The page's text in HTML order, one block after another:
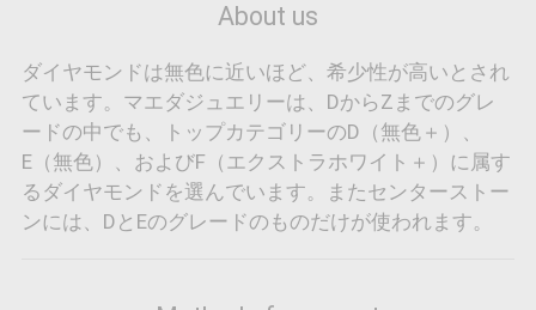
About us
ダイヤモンドは無色に近いほど、希少性が高いとされ
ています。マエダジュエリーは、DからZまでのグレ
ードの中でも、トップカテゴリーのD（無色＋）、
E（無色）、およびF（エクストラホワイト＋）に属す
るダイヤモンドを選んでいます。またセンターストー
ンには、DとEのグレードのものだけが使われます。